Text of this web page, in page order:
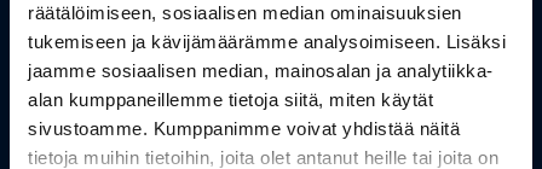
räätälöimiseen, sosiaalisen median ominaisuuksien
tukemiseen ja kävijämäärämme analysoimiseen. Lisäksi
jaamme sosiaalisen median, mainosalan ja analytiikka-
alan kumppaneillemme tietoja siitä, miten käytät
sivustoamme. Kumppanimme voivat yhdistää näitä
tietoja muihin tietoihin, joita olet antanut heille tai joita on
Info
Toimitus
Takuu ja palautukset